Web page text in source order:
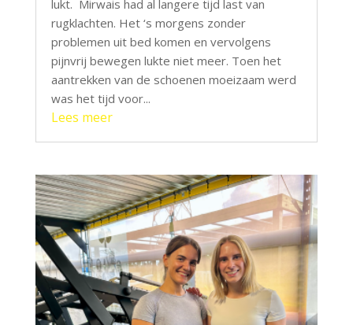
lukt. Mirwais had al langere tijd last van
rugklachten. Het ‘s morgens zonder
problemen uit bed komen en vervolgens
pijnvrij bewegen lukte niet meer. Toen het
aantrekken van de schoenen moeizaam werd
was het tijd voor...
Lees meer